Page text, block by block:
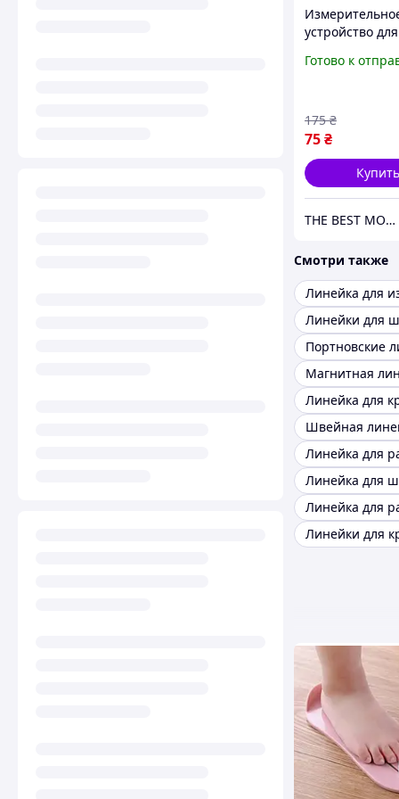
устройство для
обуви у детей
Готово к
75₴
175 ₴
Купить
THE BEST MOOD
Смотри также
Линейки для
Портновские
Швейная
Линейка для
Линейки для